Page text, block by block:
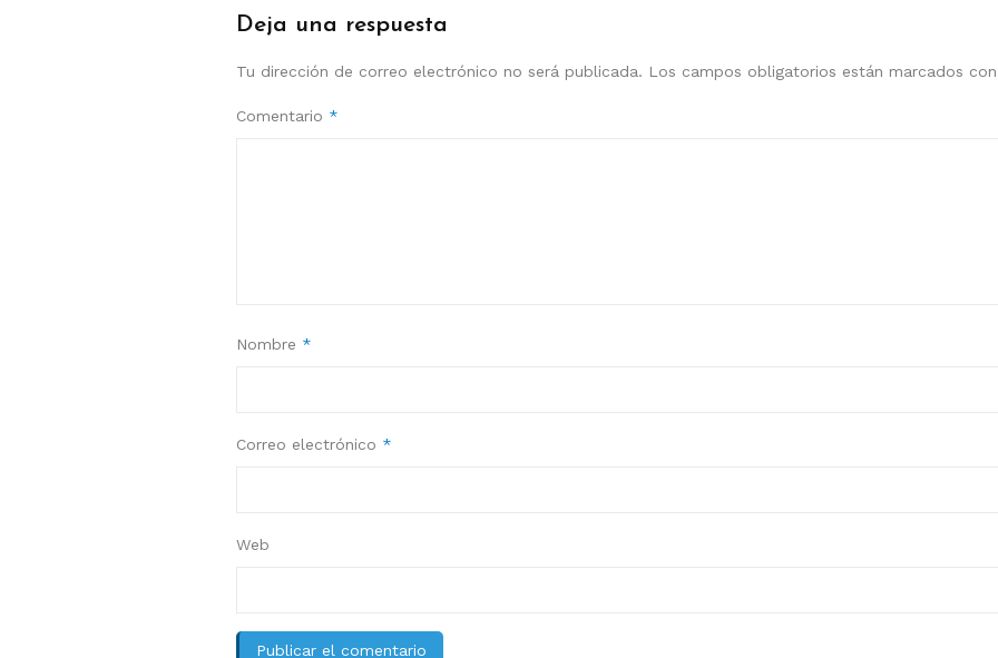
Deja una respuesta
Tu dirección de correo electrónico no será publicada. Los campos obligatorios están marcados
Comentario *
Nombre *
Correo electrónico *
Web